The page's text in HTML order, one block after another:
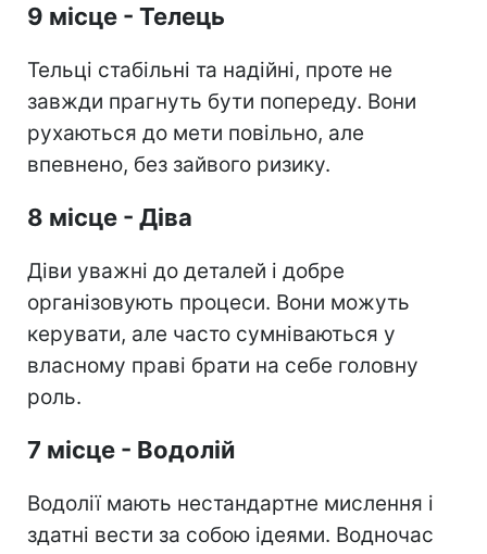
9 місце - Телець
Тельці стабільні та надійні, проте не
завжди прагнуть бути попереду. Вони
рухаються до мети повільно, але
впевнено, без зайвого ризику.
8 місце - Діва
Діви уважні до деталей і добре
організовують процеси. Вони можуть
керувати, але часто сумніваються у
власному праві брати на себе головну
роль.
7 місце - Водолій
Водолії мають нестандартне мислення і
здатні вести за собою ідеями. Водночас